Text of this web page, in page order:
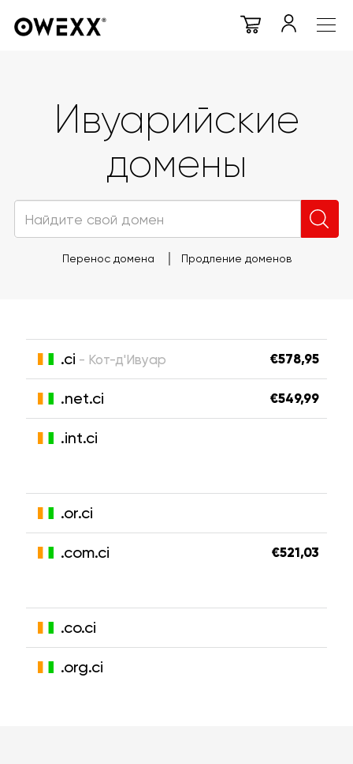
Ивуарийские
домены
Перенос домена Продление доменов
.ci - Кот-д'Ивуар €578,95
.net.ci €549,99
.int.ci
.or.ci
.com.ci €521,03
.co.ci
.org.ci